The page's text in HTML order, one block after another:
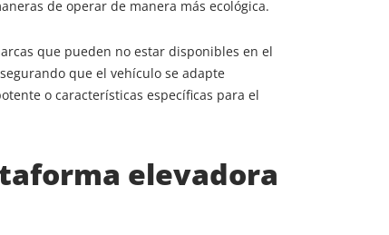
de operar de manera más ecológica.
que pueden no estar disponibles en el
que el vehículo se adapte
o características específicas para el
elevadora